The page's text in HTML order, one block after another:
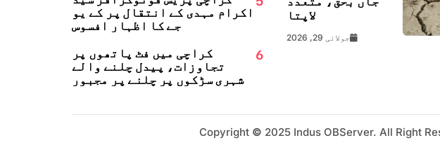
لاپتا
جولائی 29, 2026
اکرام مہدی کے انتقال پر کے یو
جے کا اظہارِ افسوس
6
کراچی میں فٹ پاتھوں پر
تجاوزات، پیدل چلنے والے
شہری سڑکوں پر چلنے پر مجبور
Copyright © 2025 Indus OBServer. All Right